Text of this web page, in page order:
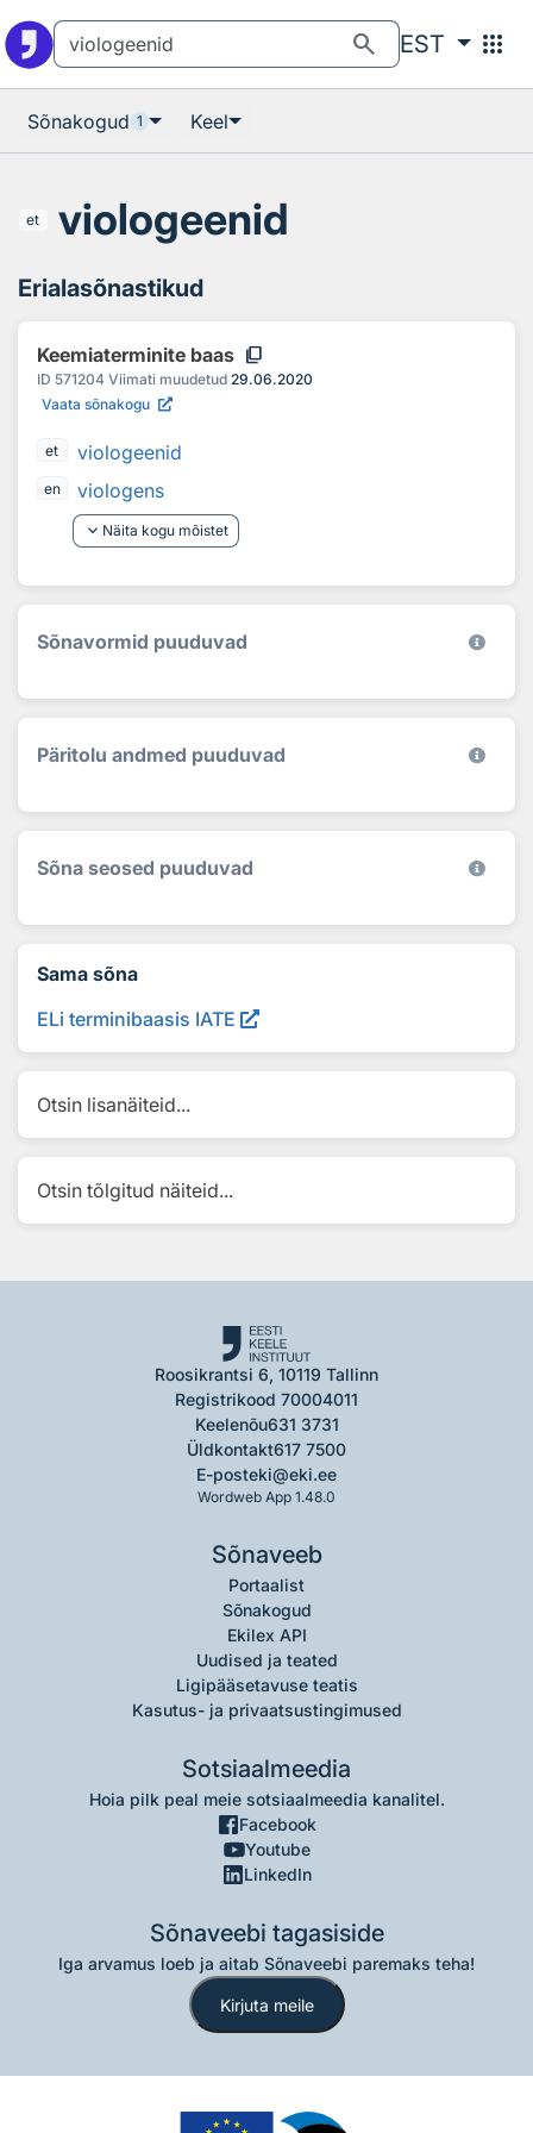
search EST apps
Sõnakogud 1 Keel
et viologeenid
Erialasõnastikud
Keemiaterminite baas content_copy
ID 571204 Viimati muudetud 29.06.2020
Vaata sõnakogu
et viologeenid
en
viologens
keyboard_arrow_down Näita kogu mõistet
Sõnavormid puuduvad
Päritolu andmed puuduvad
Sõna seosed puuduvad
Sama sõna
ELi terminibaasis IATE
Otsin lisanäiteid...
Otsin tõlgitud näiteid...
Roosikrantsi 6, 10119 Tallinn
Registrikood 70004011
Keelenõu631 3731
Üldkontakt617 7500
E-posteki@eki.ee
Wordweb App 1.48.0
Sõnaveeb
Portaalist
Sõnakogud
Ekilex API
Uudised ja teated
Ligipääsetavuse teatis
Kasutus- ja privaatsustingimused
Sotsiaalmeedia
Hoia pilk peal meie sotsiaalmeedia kanalitel.
Facebook
Youtube
LinkedIn
Sõnaveebi tagasiside
Iga arvamus loeb ja aitab Sõnaveebi paremaks teha!
Kirjuta meile